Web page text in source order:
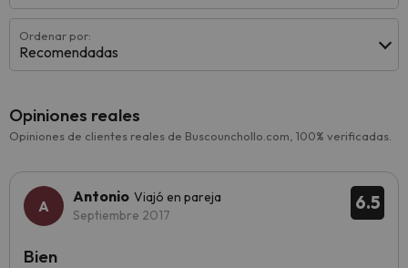
Ordenar por:
Recomendadas
Opiniones reales
Opiniones de clientes reales de Buscounchollo.com, 100% verificadas.
6.5
Antonio Viajó en pareja
Septiembre 2017
Bien